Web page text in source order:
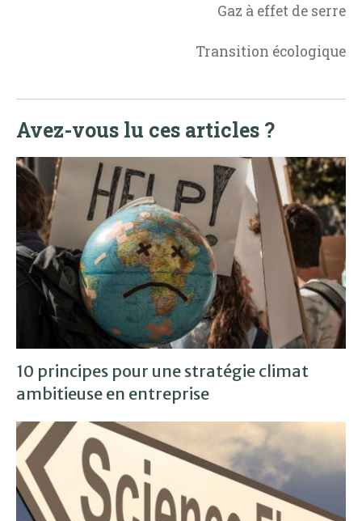
Gaz à effet de serre
Transition écologique
Avez-vous lu ces articles ?
10 principes pour une stratégie climat
ambitieuse en entreprise